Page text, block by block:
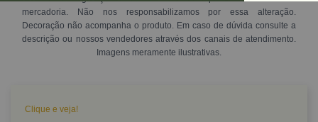
mercadoria. Não nos responsabilizamos por essa alteração.
Decoração não acompanha o produto. Em caso de dúvida consulte a
descrição ou nossos vendedores através dos canais de atendimento.
Imagens meramente ilustrativas.
Clique e veja!